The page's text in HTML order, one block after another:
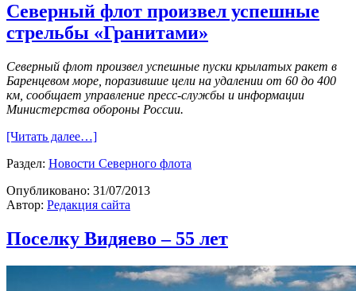
Северный флот произвел успешные
стрельбы «Гранитами»
Северный флот произвел успешные пуски крылатых ракет в
Баренцевом море, поразившие цели на удалении от 60 до 400
км, сообщает управление пресс-службы и информации
Министерства обороны России.
[Читать далее…]
Раздел: Новости Северного флота
Опубликовано: 31/07/2013
Автор: Редакция сайта
Поселку Видяево – 55 лет